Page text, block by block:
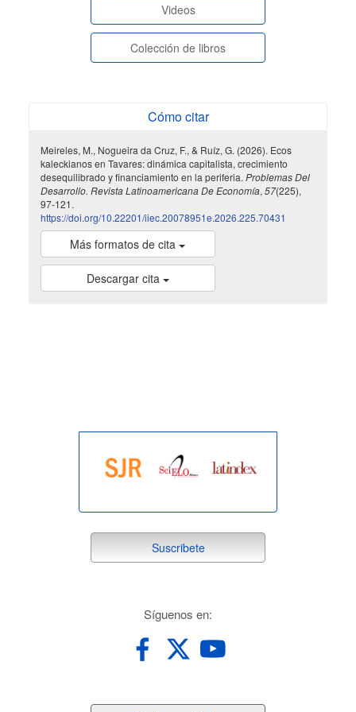
Videos
Colección de libros
Cómo citar
Meireles, M., Nogueira da Cruz, F., & Ruíz, G. (2026). Ecos
kaleckianos en Tavares: dinámica capitalista, crecimiento
desequilibrado y financiamiento en la periferia. Problemas Del
Desarrollo. Revista Latinoamericana De Economía, 57(225),
97-121.
https://doi.org/10.22201/iiec.20078951e.2026.225.70431
Más formatos de cita
Descargar cita
suscribete
Suscribete
Síguenos en: